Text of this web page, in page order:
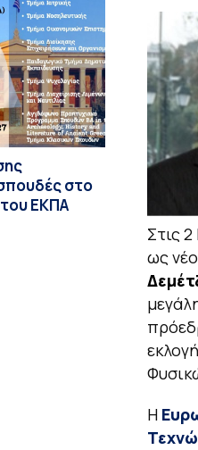
στο
ΕΚΠΑ
Στις
ως
Η